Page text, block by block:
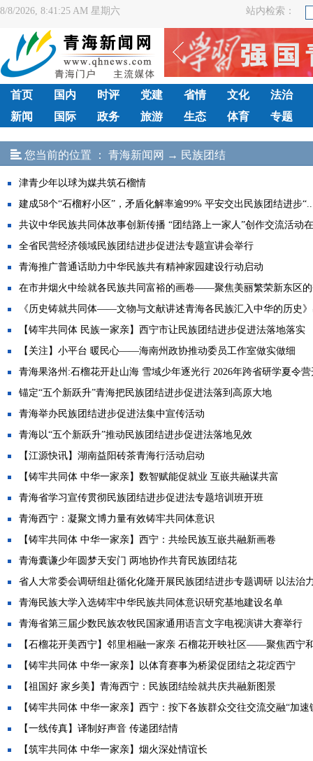
8/8/2026, 8:41:25 AM 星期六 站内检索：
首页 国内 时评 党建 省情 文化
法治
新闻
国际 政务 旅游 生态 体育 专题
您当前的位置 ： 青海新闻网 → 民族团结
津青少年以球为媒共筑石榴情
建成58个“石榴籽小区”，矛盾化解率逾99% 平安交出民族团结进步
共议中华民族共同体故事创新传播 “团结路上一家人”创作交流活动
全省民营经济领域民族团结进步促进法专题宣讲会举行
青海推广普通话助力中华民族共有精神家园建设行动启动
在市井烟火中绘就各民族共同富裕的画卷——聚焦美丽繁荣新东区
《历史铸就共同体——文物与文献讲述青海各民族汇入中华的历史
【铸牢共同体 民族一家亲】西宁市让民族团结进步促进法落地落实
【关注】小平台 暖民心——海南州政协推动委员工作室做实做细
青海果洛州:石榴花开赴山海 雪域少年逐光行 2026年跨省研学夏令营
锚定“五个新跃升”青海把民族团结进步促进法落到高原大地
青海举办民族团结进步促进法集中宣传活动
青海以“五个新跃升”推动民族团结进步促进法落地见效
【江源快讯】湖南益阳砖茶青海行活动启动
【铸牢共同体 中华一家亲】数智赋能促就业 互嵌共融谋共富
青海省学习宣传贯彻民族团结进步促进法专题培训班开班
青海西宁：凝聚文博力量有效铸牢共同体意识
【铸牢共同体 中华一家亲】西宁：共绘民族互嵌共融新画卷
青海囊谦少年圆梦天安门 两地协作共育民族团结花
省人大常委会调研组赴循化化隆开展民族团结进步专题调研 以法治
青海民族大学入选铸牢中华民族共同体意识研究基地建设名单
青海省第三届少数民族农牧民国家通用语言文字电视演讲大赛举行
【石榴花开美西宁】邻里相融一家亲 石榴花开映社区——聚焦西宁
【铸牢共同体 中华一家亲】以体育赛事为桥梁促团结之花绽西宁
【祖国好 家乡美】青海西宁：民族团结绘就共庆共融新图景
【铸牢共同体 中华一家亲】西宁：按下各族群众交往交流交融“加速
【一线传真】译制好声音 传递团结情
【筑牢共同体 中华一家亲】烟火深处情谊长